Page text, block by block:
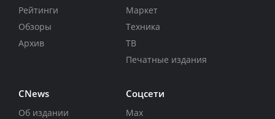
Рейтинги
Обзоры
Архив
Маркет
Техника
ТВ
Печатные издания
CNews
Об издании
Соцсети
Max